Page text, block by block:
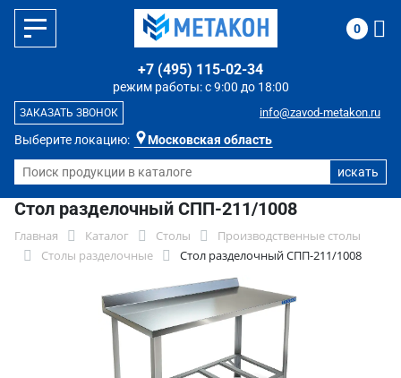
Выберите локацию: Московская область
режим работы: с 9:00 до 18:00
+7 (495) 115-02-34
info@zavod-metakon.ru
ЗАКАЗАТЬ ЗВОНОК
0
Стол разделочный СПП-211/1008
Главная Каталог Столы
Производственные столы
Столы разделочные
Стол разделочный СПП-211/1008